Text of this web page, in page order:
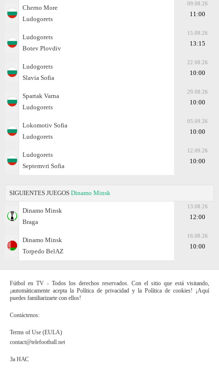
Cherno More
Ludogorets
09.08.26
11:00
Ludogorets
Botev Plovdiv
15.08.26
13:15
Ludogorets
Slavia Sofia
22.08.26
10:00
Spartak Varna
Ludogorets
29.08.26
10:00
Lokomotiv Sofia
Ludogorets
05.09.26
10:00
Ludogorets
Septemvri Sofia
12.09.26
10:00
SIGUIENTES JUEGOS Dinamo Minsk
Dinamo Minsk
Braga
13.08.26
12:00
Dinamo Minsk
Torpedo BelAZ
16.08.26
10:00
Fútbol en TV - Todos los derechos reservados. Con el sitio que está visitando,
¡automáticamente acepta la Política de privacidad y la Política de cookies! ¡Aquí
puedes familiarizarte con ellos!
Contáctenos:
Terms of Use (EULA)
contact@telefootball.net
За НАС